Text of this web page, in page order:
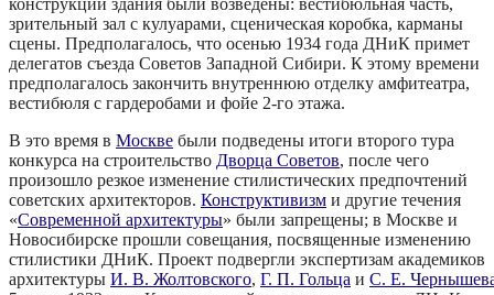
конструкции здания были возведены: вестибюльная часть,
зрительный зал с кулуарами, сценическая коробка, карманы
сцены. Предполагалось, что осенью 1934 года ДНиК примет
делегатов съезда Советов Западной Сибири. К этому времени
предполагалось закончить внутреннюю отделку амфитеатра,
вестибюля с гардеробами и фойе 2‑го этажа.
В это время в Москве были подведены итоги второго тура
конкурса на строительство Дворца Советов, после чего
произошло резкое изменение стилистических предпочтений
советских архитекторов. Конструктивизм и другие течения
«Современной архитектуры» были запрещены; в Москве и
Новосибирске прошли совещания, посвященные изменению
стилистики ДНиК. Проект подвергли экспертизам академиков
архитектуры И. В. Жолтовского, Г. П. Гольца и С. Е.